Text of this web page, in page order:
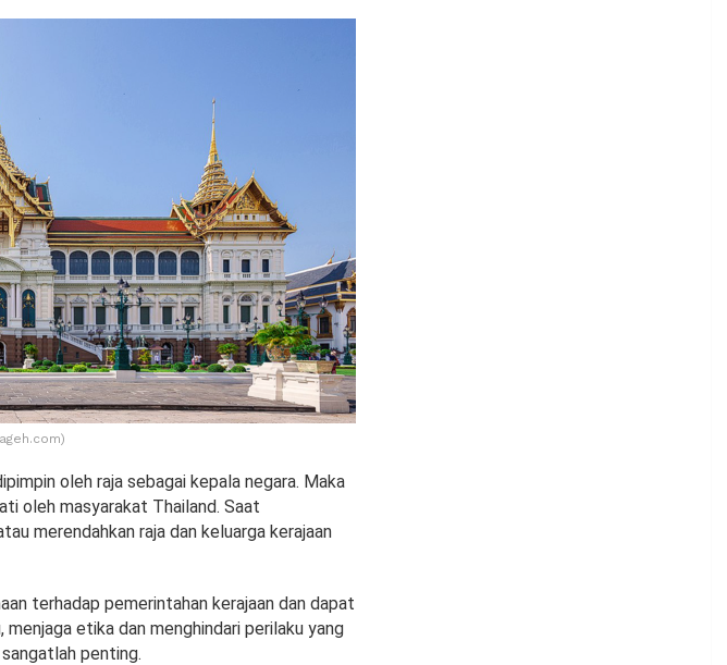
oleh raja sebagai kepala negara. Maka
oleh masyarakat Thailand. Saat
merendahkan raja dan keluarga kerajaan
terhadap pemerintahan kerajaan dan dapat
etika dan menghindari perilaku yang
penting.